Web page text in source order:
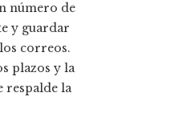
número de
y guardar
correos.
plazos y la
respalde la